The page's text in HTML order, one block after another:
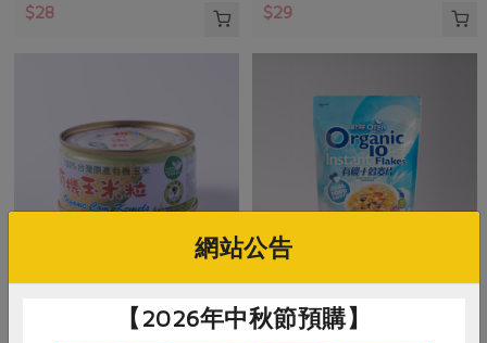
$28 $29
有機玉米粒(青葉)-120g 歐特有機十穀麥片
網站公告
【2026年中秋節預購】